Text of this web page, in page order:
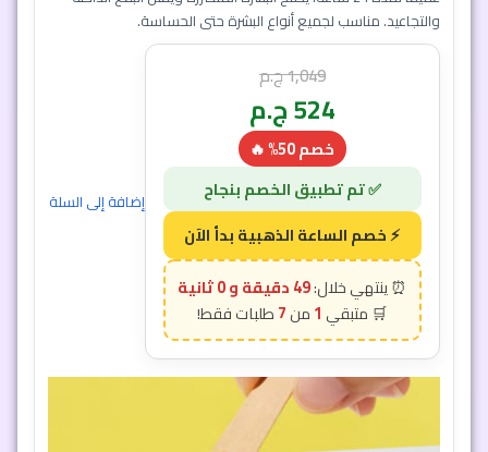
كريم حلزون كوسركس بتركيبة 92% مستخلص حلزون يوفر ترطيبًا
عميقًا لمدة 24 ساعة، يصلح البشرة المتضررة ويقلل البقع الداكنة
والتجاعيد. مناسب لجميع أنواع البشرة حتى الحساسة.
1,049ج.م
524ج.م
خصم 50% 🔥
48 دقيقة و 57 ثانية
1
7
إضافة إلى السلة